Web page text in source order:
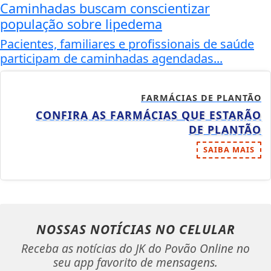
Caminhadas buscam conscientizar
população sobre lipedema
Pacientes, familiares e profissionais de saúde
participam de caminhadas agendadas...
FARMÁCIAS DE PLANTÃO
CONFIRA AS FARMÁCIAS QUE ESTARÃO
DE PLANTÃO
SAIBA MAIS
NOSSAS NOTÍCIAS NO CELULAR
Receba as notícias do JK do Povão Online no
seu app favorito de mensagens.